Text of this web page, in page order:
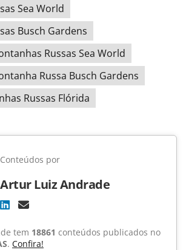
Sea World
Busch Gardens
Russas Sea World
Russa Busch Gardens
Russas Flórida
Conteúdos por
Artur Luiz Andrade
tem 18861 conteúdos publicados no
. Confira!